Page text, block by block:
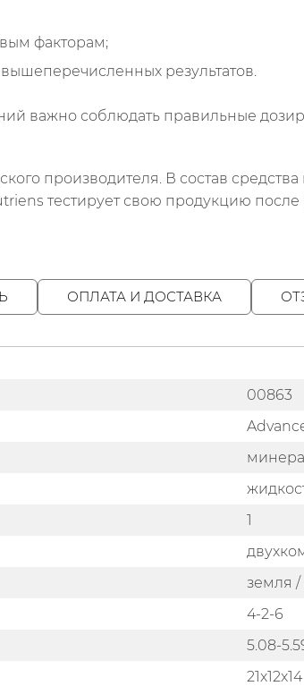
факторам;
результатов.
важно соблюдать правильные
производителя. В состав
тестирует свою продукцию после
ОПЛАТА И ДОСТАВКА
00863
1
земля /
4-2-6
5.08-
21x12x14